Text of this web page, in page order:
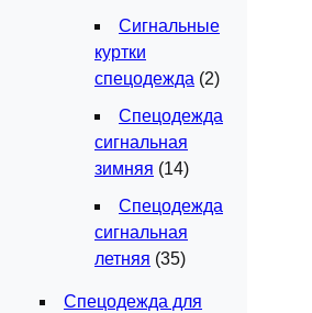
Сигнальные
куртки
спецодежда (2)
Спецодежда
сигнальная
зимняя (14)
Спецодежда
сигнальная
летняя (35)
Спецодежда для